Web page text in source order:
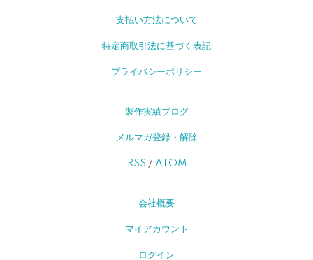
支払い方法について
特定商取引法に基づく表記
プライバシーポリシー
製作実績ブログ
メルマガ登録・解除
RSS / ATOM
会社概要
マイアカウント
ログイン